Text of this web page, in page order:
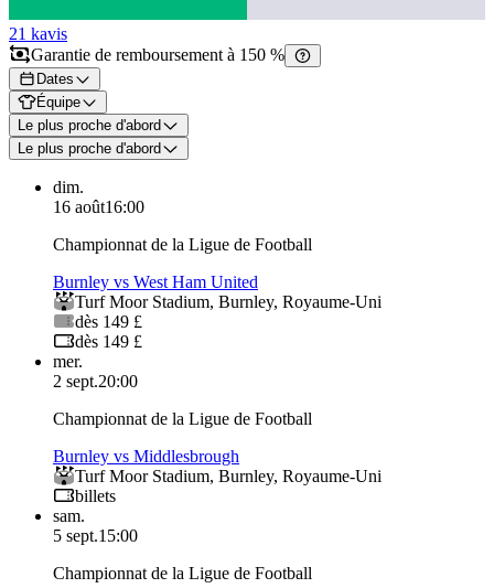
21 kavis
Garantie de remboursement à 150 %
Dates
Équipe
Le plus proche d'abord
Le plus proche d'abord
dim.
16 août16:00
Championnat de la Ligue de Football
Burnley vs West Ham United
Turf Moor Stadium, Burnley, Royaume-Uni
dès 149 £
dès 149 £
mer.
2 sept.20:00
Championnat de la Ligue de Football
Burnley vs Middlesbrough
Turf Moor Stadium, Burnley, Royaume-Uni
billets
sam.
5 sept.15:00
Championnat de la Ligue de Football